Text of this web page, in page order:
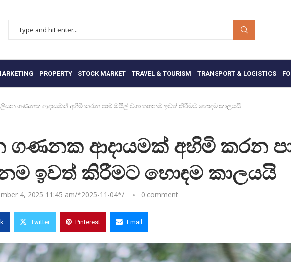
PROPERTY STOCK MARKET TRAVEL & TOURISM TRANSPORT & LOGISTICS
ගණනක ආදායමක් අහිමි කරන පාම් ඔයිල් වගා තහනම ඉවත් කිරීමට හොඳම කාලයයි
ආදායමක් අහිමි කරන
ඉවත් කිරීමට හොඳම කාලයයි
4, 2025 11:45 am/*2025-11-04*/ 0 comment
Twitter Pinterest Email